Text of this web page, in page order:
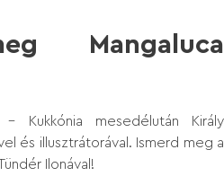
Mangaluca
– Kukkónia mesedélután Király
és illusztrátorával. Ismerd meg a
Ilonával!